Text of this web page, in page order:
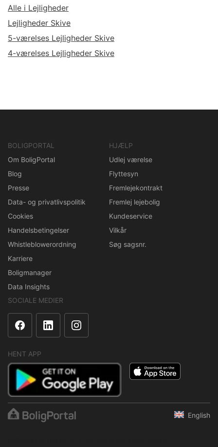
Alle i Lejligheder
Lejligheder Skive
5-værelses Lejligheder Skive
4-værelses Lejligheder Skive
BOLIGPORTAL
Om BoligPortal
Blog
Presse
Data- og privatlivspolitik
Cookies
Handelsbetingelser
Whistleblowerordning
Karriere
Boligmanager
Data Insights
HJÆLP
Udlej værelse
Flyttesyn
Fremlejekontrakt
Fremlej lejebolig
Kundeservice
Vilkår
Søg sagsnr.
SOCIALE MEDIER
HENT APP
English